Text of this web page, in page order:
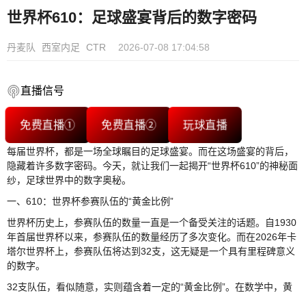
世界杯610：足球盛宴背后的数字密码
丹麦队 西室内足 CTR 2026-07-08 17:04:58
直播信号
免费直播① 免费直播② 玩球直播
每届世界杯，都是一场全球瞩目的足球盛宴。而在这场盛宴的背后，
隐藏着许多数字密码。今天，就让我们一起揭开“世界杯610”的神秘面
纱，足球世界中的数字奥秘。
一、610：世界杯参赛队伍的“黄金比例”
世界杯历史上，参赛队伍的数量一直是一个备受关注的话题。自1930
年首届世界杯以来，参赛队伍的数量经历了多次变化。而在2026年卡
塔尔世界杯上，参赛队伍将达到32支，这无疑是一个具有里程碑意义
的数字。
32支队伍，看似随意，实则蕴含着一定的“黄金比例”。在数学中，黄